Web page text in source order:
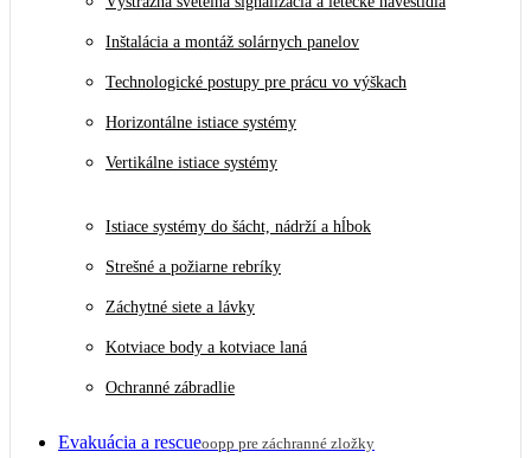
Inštalácia a montáž solárnych panelov
Technologické postupy pre prácu vo výškach
Horizontálne istiace systémy
Vertikálne istiace systémy
Istiace systémy do šácht, nádrží a hĺbok
Strešné a požiarne rebríky
Záchytné siete a lávky
Kotviace body a kotviace laná
Ochranné zábradlie
Evakuácia a rescueoopp pre záchranné zložky